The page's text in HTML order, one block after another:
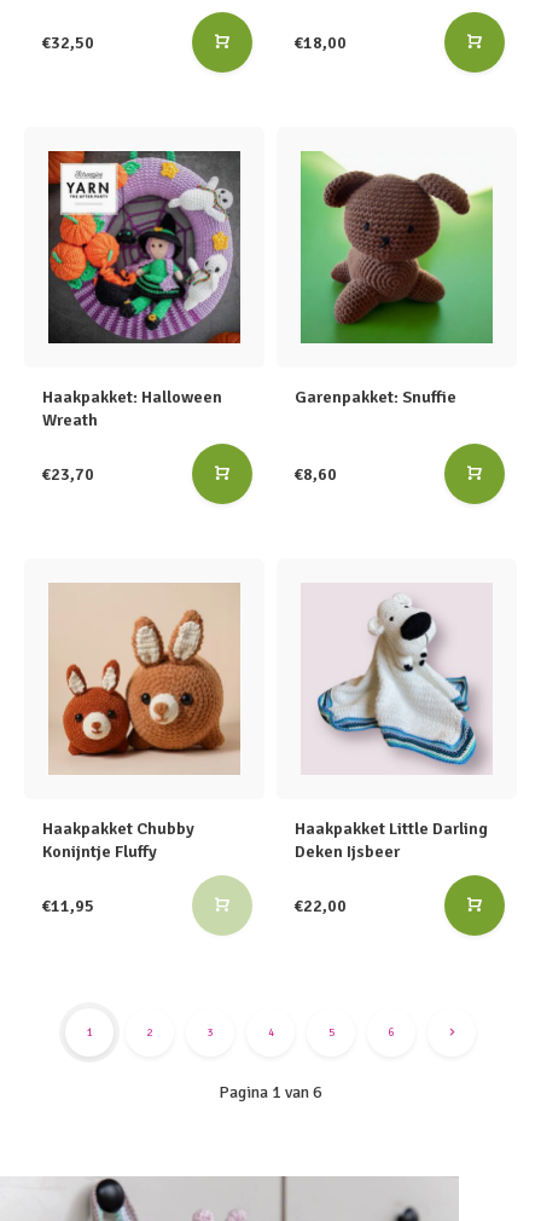
€32,50 €18,00
Haakpakket: Halloween
Wreath
€23,70
Garenpakket: Snuffie
€8,60
Haakpakket Chubby
Konijntje Fluffy
€11,95
Haakpakket Little Darling
Deken Ijsbeer
€22,00
Pagina 1 van 6
1 2 3 4 5 6